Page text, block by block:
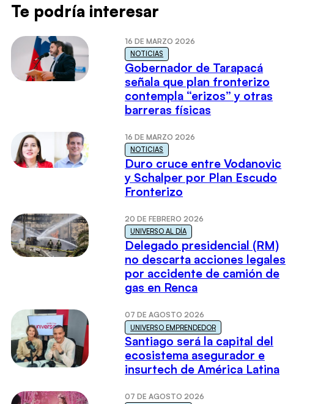
Te podría interesar
16 DE MARZO 2026
NOTICIAS
Gobernador de Tarapacá
señala que plan fronterizo
contempla “erizos” y otras
barreras físicas
16 DE MARZO 2026
NOTICIAS
Duro cruce entre Vodanovic
y Schalper por Plan Escudo
Fronterizo
20 DE FEBRERO 2026
UNIVERSO AL DÍA
Delegado presidencial (RM)
no descarta acciones legales
por accidente de camión de
gas en Renca
07 DE AGOSTO 2026
UNIVERSO EMPRENDEDOR
Santiago será la capital del
ecosistema asegurador e
insurtech de América Latina
07 DE AGOSTO 2026